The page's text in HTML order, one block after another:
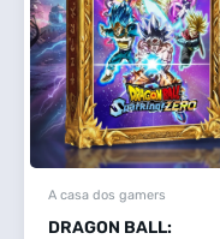
A casa dos gamers
DRAGON BALL: